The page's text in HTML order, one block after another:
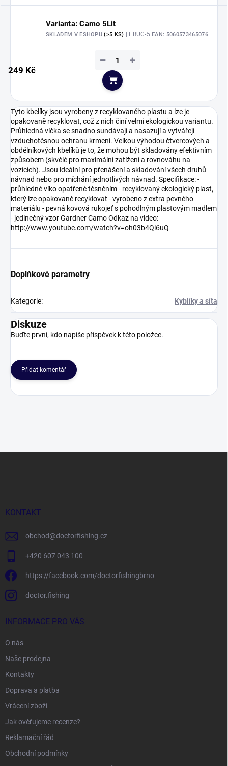
Varianta: Camo 5Lit
SKLADEM V ESHOPU(>5 KS) | EBUC-5EAN: 5060573465076
249 Kč
+
−
Do košíku
Tyto kbelíky jsou vyrobeny z recyklovaného plastu a lze je
opakovaně recyklovat, což z nich činí velmi ekologickou variantu.
Průhledná víčka se snadno sundávají a nasazují a vytvářejí
vzduchotěsnou ochranu krmení. Velkou výhodou čtvercových a
obdélníkových kbelíků je to, že mohou být skladovány efektivním
způsobem (skvělé pro maximální zatížení a rovnováhu na
vozících). Jsou ideální pro přenášení a skladování všech druhů
návnad nebo pro míchání jednotlivých návnad. Specifikace: -
průhledné víko opatřené těsněním - recyklovaný ekologický plast,
který lze opakovaně recyklovat - vyrobeno z extra pevného
materiálu - pevná kovová rukojeť s pohodlným plastovým madlem
- jedinečný vzor Gardner Camo Odkaz na video:
http://www.youtube.com/watch?v=oh03b4Qi6uQ
Doplňkové parametry
Kategorie: Kyblíky a síta
Diskuze
Buďte první, kdo napíše příspěvek k této položce.
Přidat komentář
KONTAKT
obchod@doctorfishing.cz
+420 607 043 100
https://facebook.com/doctorfishingbrno
doctor.fishing
INFORMACE PRO VÁS
O nás
Naše prodejna
Kontakty
Doprava a platba
Vrácení zboží
Jak ověřujeme recenze?
Reklamační řád
Obchodní podmínky